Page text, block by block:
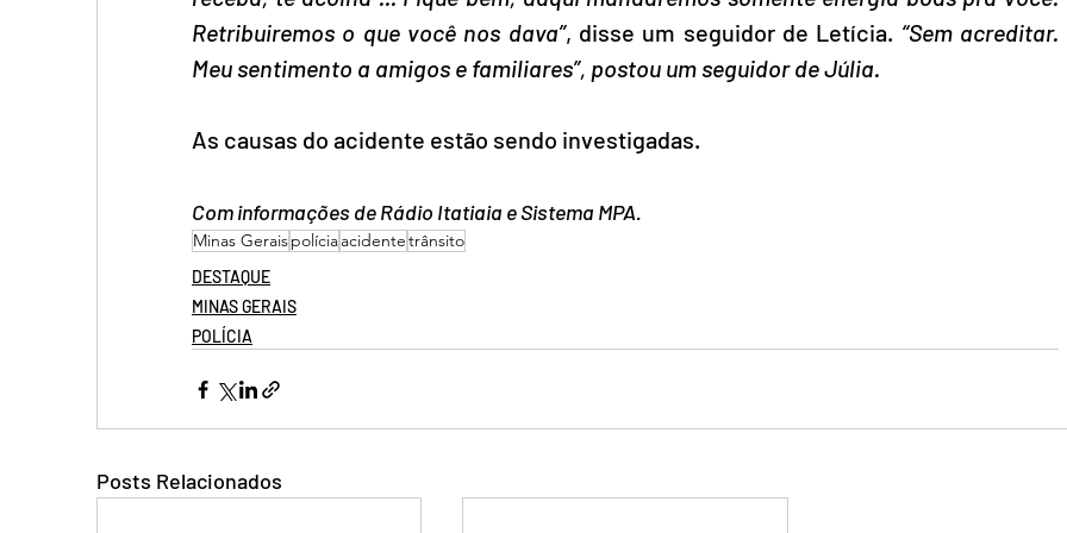
Retribuiremos o que você nos dava”, disse um seguidor de Letícia. “Sem acreditar.
Meu sentimento a amigos e familiares”, postou um seguidor de Júlia.
As causas do acidente estão sendo investigadas.
Com informações de Rádio Itatiaia e Sistema MPA.
Minas Geraispolíciaacidentetrânsito
DESTAQUE
MINAS GERAIS
POLÍCIA
Posts Relacionados